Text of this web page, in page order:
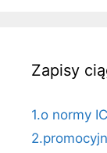
Zapisy
1.o normy